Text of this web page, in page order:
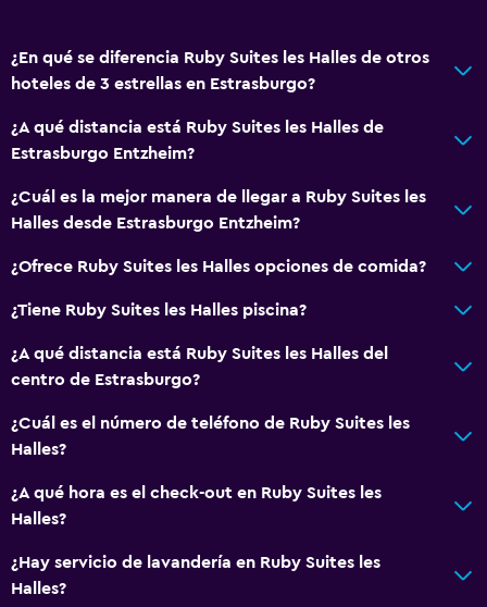
¿En qué se diferencia Ruby Suites les Halles de otros
hoteles de 3 estrellas en Estrasburgo?
¿A qué distancia está Ruby Suites les Halles de
Estrasburgo Entzheim?
¿Cuál es la mejor manera de llegar a Ruby Suites les
Halles desde Estrasburgo Entzheim?
¿Ofrece Ruby Suites les Halles opciones de comida?
¿Tiene Ruby Suites les Halles piscina?
¿A qué distancia está Ruby Suites les Halles del
centro de Estrasburgo?
¿Cuál es el número de teléfono de Ruby Suites les
Halles?
¿A qué hora es el check-out en Ruby Suites les
Halles?
¿Hay servicio de lavandería en Ruby Suites les
Halles?